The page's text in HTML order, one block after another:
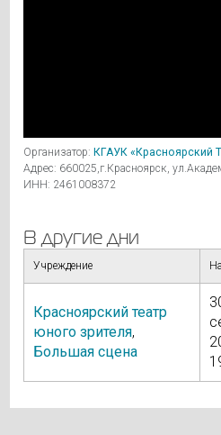
Организатор: КГАУК «Красноярский
Адрес: 660025,г.Красноярск,
ИНН: 2461008372
В другие дни
Учреждение
Красноярский театр
юного зрителя,
Большая сцена